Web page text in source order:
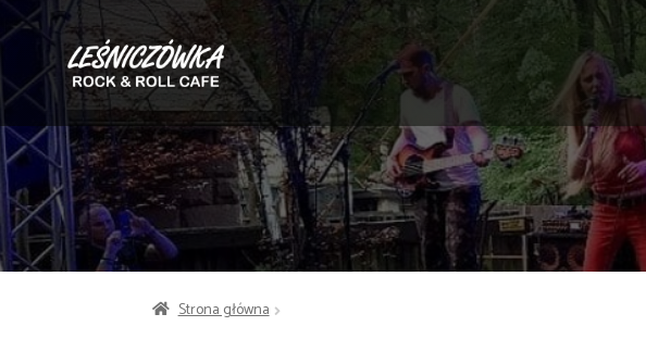
Przejdź
nawigacji
Przejdź
treści
Strona główna